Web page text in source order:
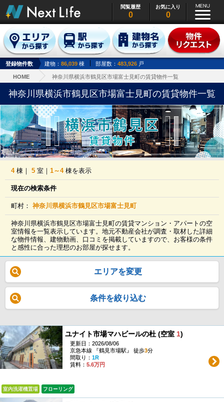
閲覧履歴
0
お気に入り
0
登録物件数 建物： 86,039 棟 部屋数： 483,926 戸
HOME 神奈川県横浜市鶴見区市場富士見町の賃貸物件一覧
神奈川県横浜市鶴見区市場富士見町の賃貸物件一覧
4棟｜5 室｜1～4棟を表示
現在の検索条件
町村：神奈川県横浜市鶴見区市場富士見町
神奈川県横浜市鶴見区市場富士見町の賃貸マンション・アパートの空
室情報を一覧表示しています。地元不動産会社が調査・取材した詳細
な物件情報、建物動画、口コミを掲載していますので、お客様の条件
と感性に合った理想のお部屋が探せます。
エリアを変更
条件を絞り込む
ユナイト市場マハビールの杜 (空室 1)
更新日：2026/08/06
京急本線 『鶴見市場駅』 徒歩3分
間取り： 1R
賃料： 5.6万円
室内洗濯機置場 フローリング